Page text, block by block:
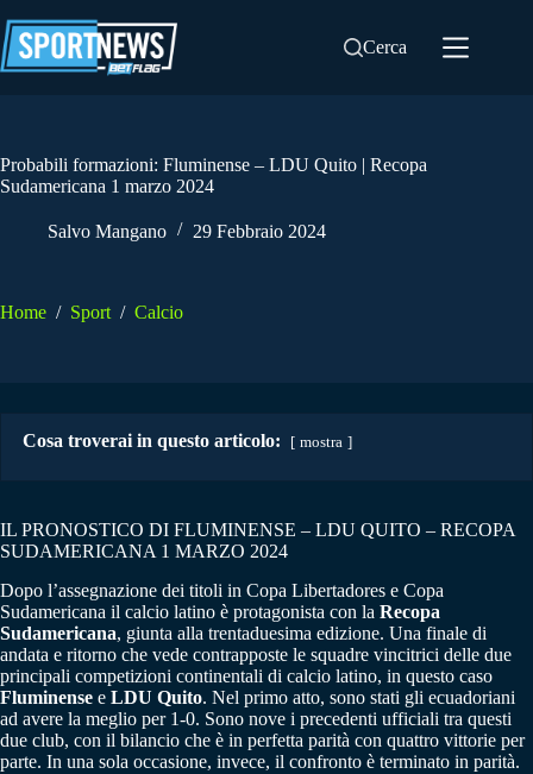
al
contenuto
Cerca
Probabili formazioni: Fluminense – LDU Quito | Recopa
Sudamericana 1 marzo 2024
Salvo Mangano 29 Febbraio 2024
Home / Sport / Calcio
Cosa troverai in questo articolo: mostra
IL PRONOSTICO DI FLUMINENSE – LDU QUITO – RECOPA
SUDAMERICANA 1 MARZO 2024
Dopo l’assegnazione dei titoli in Copa Libertadores e Copa
Sudamericana il calcio latino è protagonista con la Recopa
Sudamericana, giunta alla trentaduesima edizione. Una finale di
andata e ritorno che vede contrapposte le squadre vincitrici delle due
principali competizioni continentali di calcio latino, in questo caso
Fluminense e LDU Quito. Nel primo atto, sono stati gli ecuadoriani
ad avere la meglio per 1-0. Sono nove i precedenti ufficiali tra questi
due club, con il bilancio che è in perfetta parità con quattro vittorie per
parte. In una sola occasione, invece, il confronto è terminato in parità.